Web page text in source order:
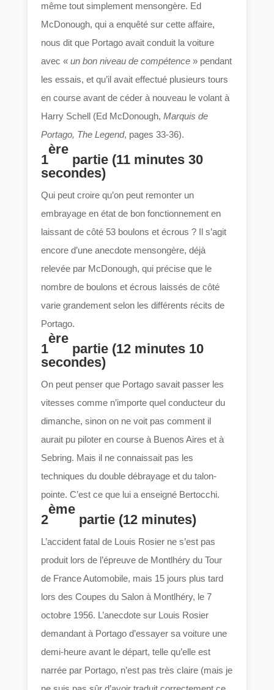
même tout simplement mensongère. Ed
McDonough, qui a enquêté sur cette affaire,
nous dit que Portago avait conduit la voiture
avec «un bon niveau de compétence » pendant
les essais, et qu’il avait effectué plusieurs tours
en course avant de céder à nouveau le volant à
Harry Schell (Ed McDonough,Marquis de
Portago, The Legend, pages 33-36).
1
ère
partie (11 minutes 30
secondes)
Qui peut croire qu’on peut remonter un
embrayage en état de bon fonctionnement en
laissant de côté 53 boulons et écrous ? Il s’agit
encore d’une anecdote mensongère, déjà
relevée par McDonough, qui précise que le
nombre de boulons et écrous laissés de côté
varie grandement selon les différents récits de
Portago.
1
ère
partie (12 minutes 10
secondes)
On peut penser que Portago savait passer les
vitesses comme n’importe quel conducteur du
dimanche, sinon on ne voit pas comment il
aurait pu piloter en course à Buenos Aires et à
Sebring. Mais il ne connaissait pas les
techniques du double débrayage et du talon-
pointe. C’est ce que lui a enseigné Bertocchi.
2
ème
partie (12 minutes)
L’accident fatal de Louis Rosier ne s’est pas
produit lors de l’épreuve de Montlhéry du Tour
de France Automobile, mais 15 jours plus tard
lors des Coupes du Salon à Montlhéry, le 7
octobre 1956. L’anecdote sur Louis Rosier
demandant à Portago d’essayer sa voiture une
demi-heure avant le départ, telle qu’elle est
narrée par Portago, n’est pas très claire (mais je